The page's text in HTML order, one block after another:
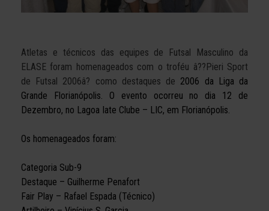
Atletas e técnicos das equipes de Futsal Masculino da
ELASE foram homenageados com o troféu â??Pieri Sport
de Futsal 2006â? como destaques de 2006 da Liga da
Grande Florianópolis. O evento ocorreu no dia 12 de
Dezembro, no Lagoa Iate Clube – LIC, em Florianópolis.
Os homenageados foram:
Categoria Sub-9
Destaque – Guilherme Penafort
Fair Play – Rafael Espada (Técnico)